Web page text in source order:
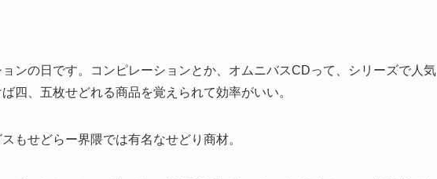
ンの日です。コンピレーションとか、オムニバスCDって、シリーズで人気
四、五枚せどれる商品を覚えられて効率がいい。
もせどらー界隈では有名なせどり商材。